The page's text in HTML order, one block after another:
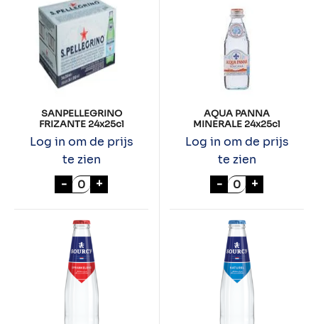
SANPELLEGRINO
FRIZANTE 24x25cl
Log in om de prijs
te zien
- SANPELLEGRINO FRIZANTE 24x25cl aantal
+
AQUA PANNA
MINERALE 24x25cl
Log in om de prijs
te zien
- AQUA PANNA
+